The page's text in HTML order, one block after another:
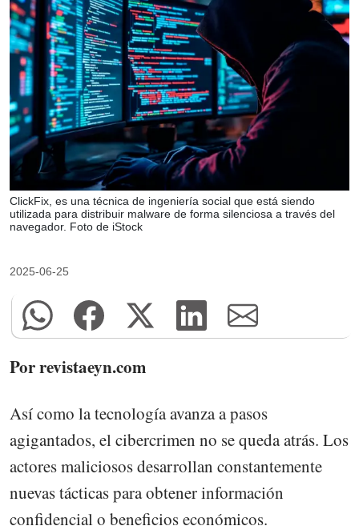
ClickFix, es una técnica de ingeniería social que está siendo
utilizada para distribuir malware de forma silenciosa a través del
navegador. Foto de iStock
2025-06-25
Por revistaeyn.com
Así como la tecnología avanza a pasos
agigantados, el cibercrimen no se queda atrás. Los
actores maliciosos desarrollan constantemente
nuevas tácticas para obtener información
confidencial o beneficios económicos.